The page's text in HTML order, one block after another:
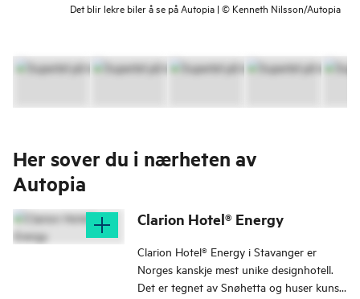
Det blir lekre biler å se på Autopia | © Kenneth Nilsson/Autopia
Her sover du i nærheten av
Autopia
Clarion Hotel® Energy
Clarion Hotel® Energy i Stavanger er
Norges kanskje mest unike designhotell.
Det er tegnet av Snøhetta og huser kunst